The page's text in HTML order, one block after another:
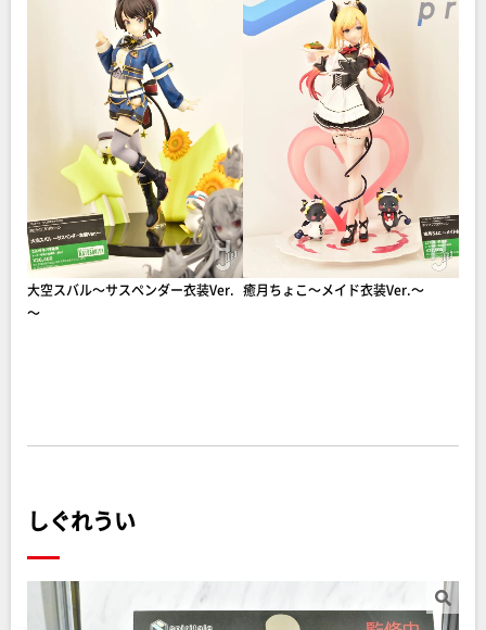
大空スバル～サスペンダー衣装Ver.
～
癒月ちょこ～メイド衣装Ver.～
しぐれうい